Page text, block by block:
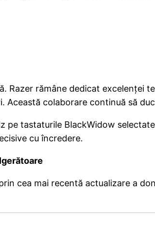
Razer rămâne dedicat excelenței
colaborare continuă să
tastaturile BlackWidow
cu încredere.
cea mai recentă actualizare a